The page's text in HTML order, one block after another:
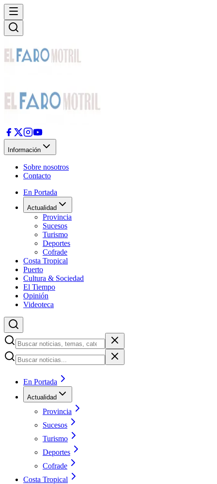
Información
Sobre nosotros
Contacto
En Portada
Actualidad
Provincia
Sucesos
Turismo
Deportes
Cofrade
Costa Tropical
Puerto
Cultura & Sociedad
El Tiempo
Opinión
Videoteca
En Portada
Actualidad
Provincia
Sucesos
Turismo
Deportes
Cofrade
Costa Tropical